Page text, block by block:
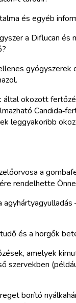
és egyéb
a Diflucan és
gyógyszerek
által okozott
leggyakoribb
a
rendelhette
és a hörgők
amelyek
szervekben
borító